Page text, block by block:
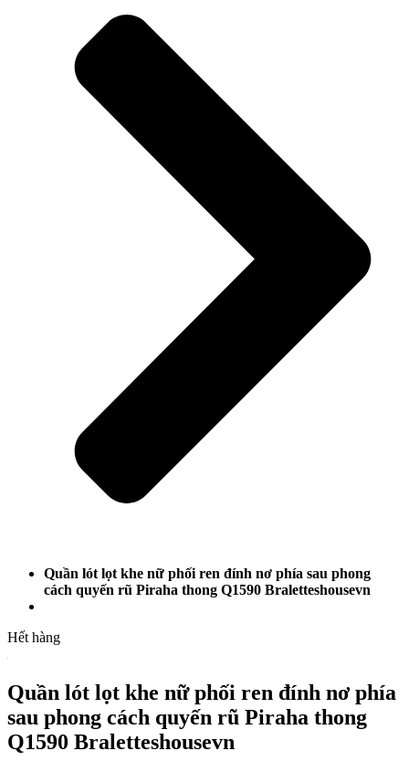
Quần lót lọt khe nữ phối ren đính nơ phía sau phong
cách quyến rũ Piraha thong Q1590 Braletteshousevn
Hết hàng
Quần lót lọt khe nữ phối ren đính nơ phía
sau phong cách quyến rũ Piraha thong
Q1590 Braletteshousevn